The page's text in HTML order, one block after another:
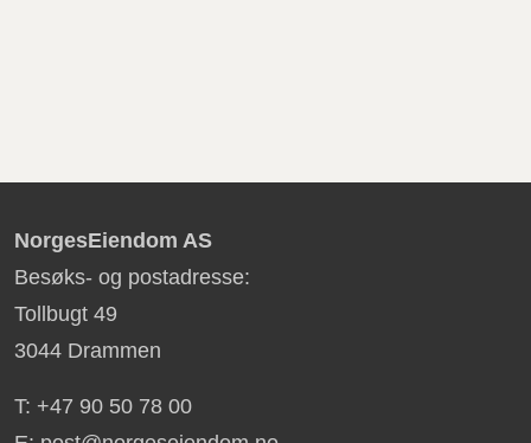
NorgesEiendom AS
Besøks- og postadresse:
Tollbugt 49
3044 Drammen
T: +47 90 50 78 00